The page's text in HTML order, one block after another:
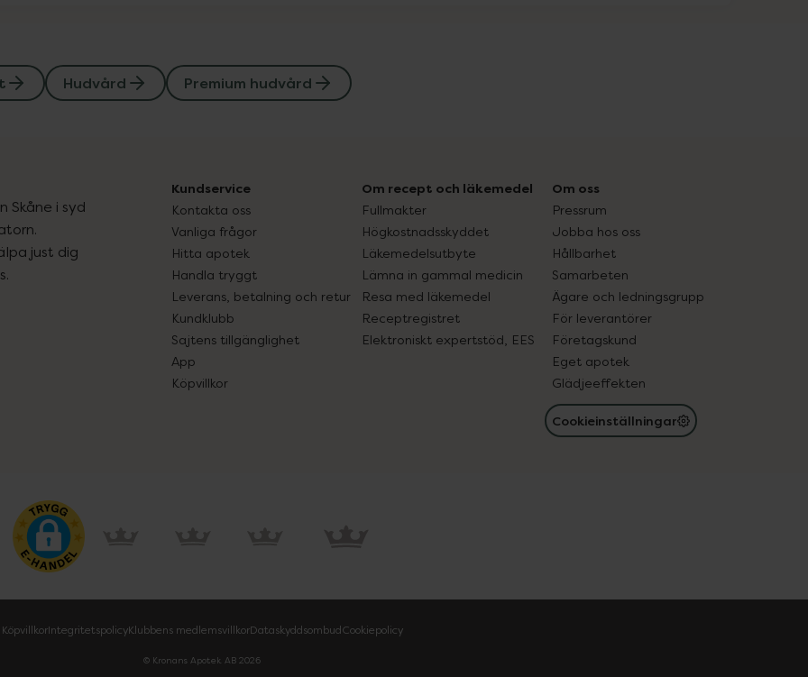
Hudvård Premium hudvård
Skåne i syd
just dig
Kundservice
Kontakta oss
Vanliga frågor
Hitta apotek
Handla tryggt
Leverans, betalning och retur
Kundklubb
Sajtens tillgänglighet
App
Köpvillkor
Om recept och läkemedel
Fullmakter
Högkostnadsskyddet
Läkemedelsutbyte
Lämna in gammal medicin
Resa med läkemedel
Receptregistret
Elektroniskt expertstöd, EES
Om oss
Pressrum
Jobba hos oss
Hållbarhet
Samarbeten
Ägare och ledningsgrupp
För leverantörer
Företagskund
Eget apotek
Glädjeeffekten
Cookieinställningar
KöpvillkorIntegritetspolicyKlubbens medlemsvillkorDataskyddsombudCookiepolicy
© Kronans Apotek AB 2026